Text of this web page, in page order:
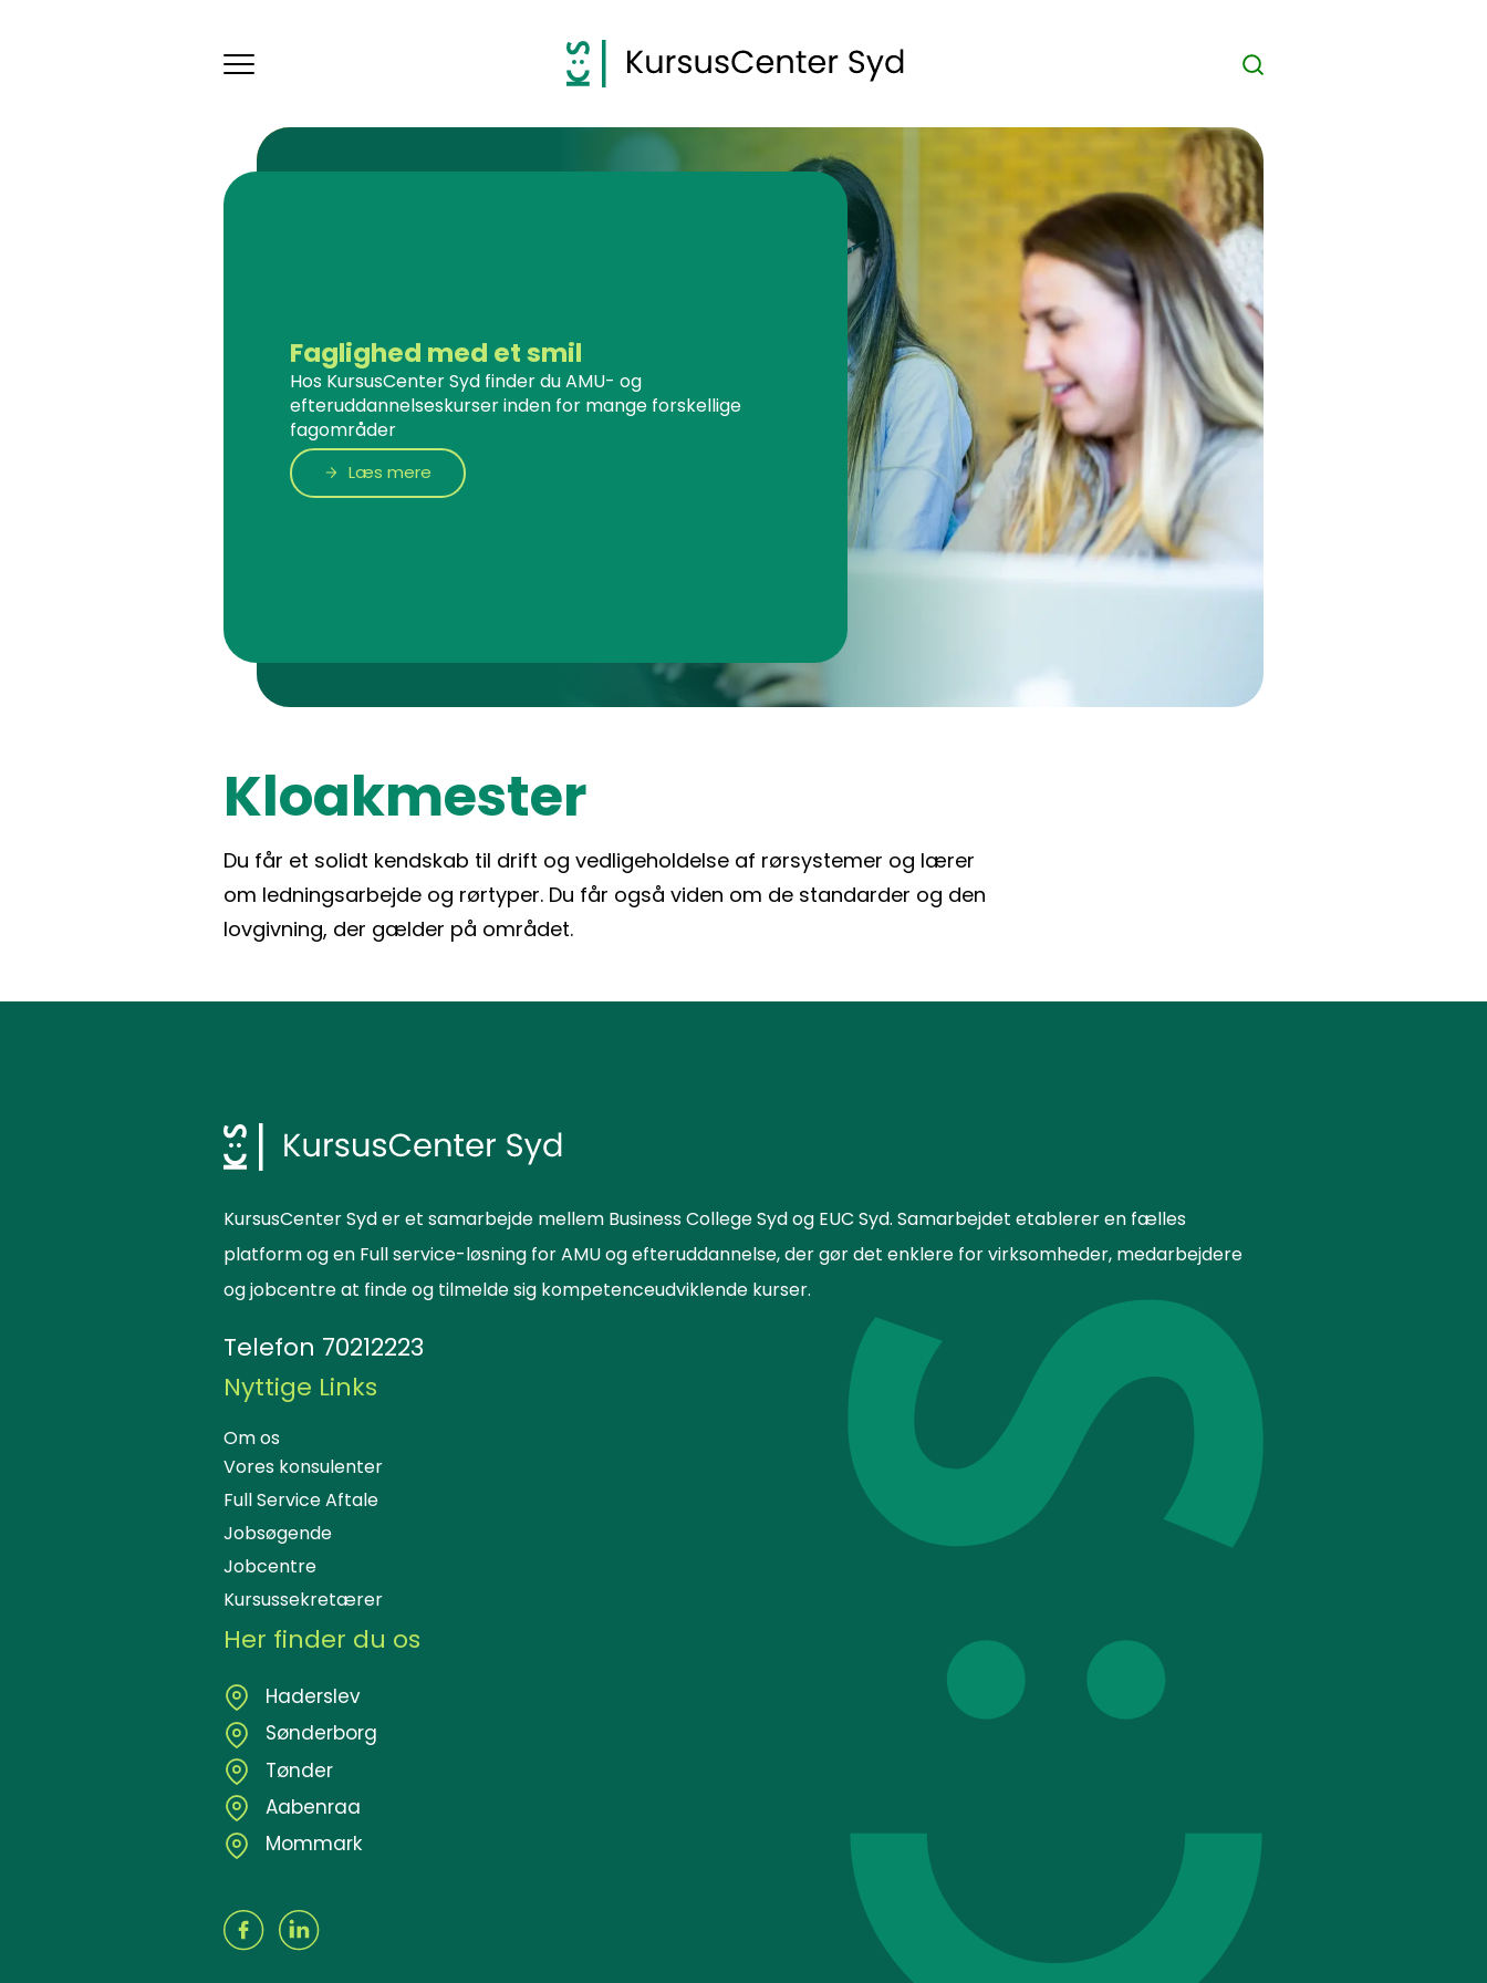
Toggle
Faglighed med et smil
Hos KursusCenter Syd finder du AMU- og
efteruddannelseskurser inden for mange forskellige
fagområder
Læs mere
Kloakmester
Du får et solidt kendskab til drift og vedligeholdelse af rørsystemer og lærer
om ledningsarbejde og rørtyper. Du får også viden om de standarder og den
lovgivning, der gælder på området.
KursusCenter Syd er et samarbejde mellem Business College Syd og EUC Syd. Samarbejdet etablerer en fælles
platform og en Full service-løsning for AMU og efteruddannelse, der gør det enklere for virksomheder, medarbejdere
og jobcentre at finde og tilmelde sig kompetenceudviklende kurser.
Telefon 70212223
Nyttige Links
Om os
Vores konsulenter
Full Service Aftale
Jobsøgende
Jobcentre
Kursussekretærer
Her finder du os
Haderslev
Sønderborg
Tønder
Aabenraa
Mommark